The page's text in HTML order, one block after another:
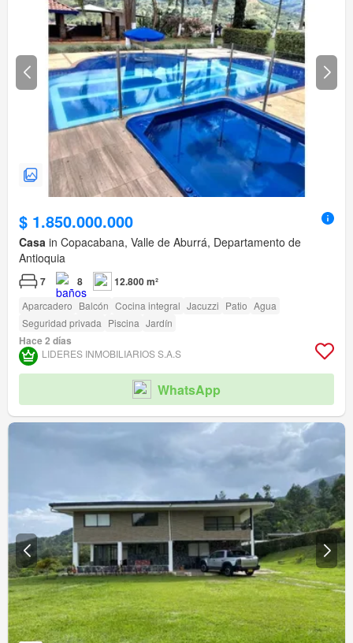
$ 1.850.000.000
Casa in Copacabana, Valle de Aburrá, Departamento de
Antioquia
7 8 12.800 m²
Aparcadero Balcón Cocina integral Jacuzzi Patio Agua
Seguridad privada Piscina Jardín
Hace 2 días
LIDERES INMOBILIARIOS S.A.S
WhatsApp